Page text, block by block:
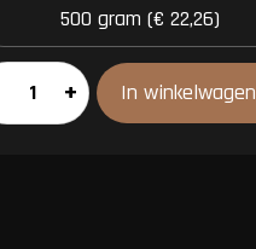
+ In winkelwagen